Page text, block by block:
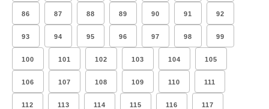
86 87 88 89 90 91 92
93 94 95 96 97 98 99
100 101 102 103 104 105
106 107 108 109 110 111
112 113 114 115 116 117